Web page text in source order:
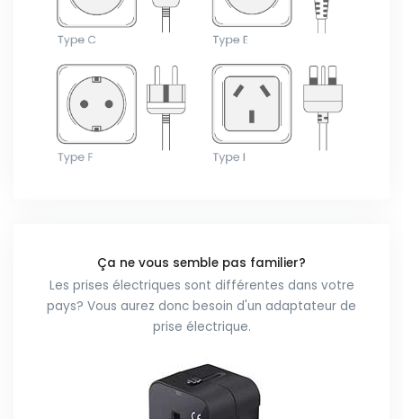
Ça ne vous semble pas familier?
Les prises électriques sont différentes dans votre
pays? Vous aurez donc besoin d'un adaptateur de
prise électrique.